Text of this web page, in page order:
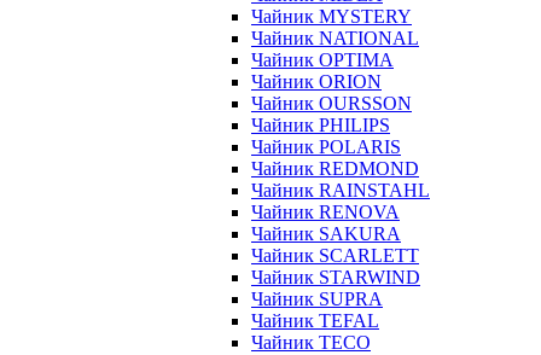
Чайник MYSTERY
Чайник NATIONAL
Чайник OPTIMA
Чайник ORION
Чайник OURSSON
Чайник PHILIPS
Чайник POLARIS
Чайник REDMOND
Чайник RAINSTAHL
Чайник RENOVA
Чайник SAKURA
Чайник SCARLETT
Чайник STARWIND
Чайник SUPRA
Чайник TEFAL
Чайник TECO